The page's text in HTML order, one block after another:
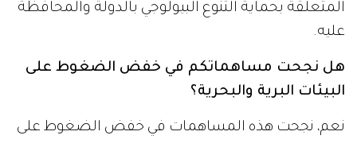
المتعلقة بحماية التنوع البيولوجي بالدولة والمحافظة
عليه.
هل نجحت مساهماتكم في خفض الضغوط على
البيئات البرية والبحرية؟
نعم، نجحت هذه المساهمات في خفض الضغوط على